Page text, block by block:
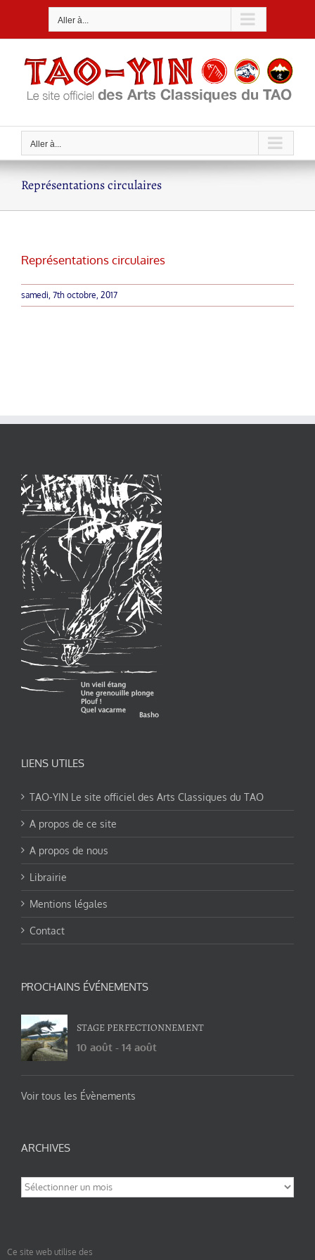
Aller à...
Aller à...
Représentations circulaires
Représentations circulaires
samedi, 7th octobre, 2017
LIENS UTILES
TAO-YIN Le site officiel des Arts Classiques du TAO
A propos de ce site
A propos de nous
Librairie
Mentions légales
Contact
PROCHAINS ÉVÉNEMENTS
STAGE PERFECTIONNEMENT
10 août - 14 août
Voir tous les Évènements
ARCHIVES
Archives
Ce site web utilise des